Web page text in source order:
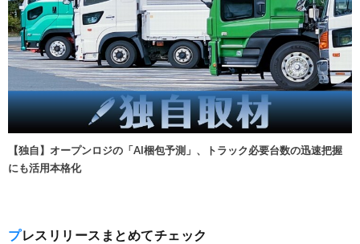
【独自】オープンロジの「AI梱包予測」、トラック必要台数の迅速把握
にも活用本格化
プレスリリースまとめてチェック